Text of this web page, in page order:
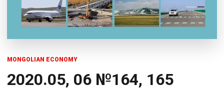
MONGOLIAN ECONOMY
2020.05, 06 №164, 165